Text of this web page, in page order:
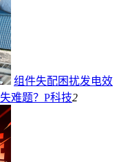
组件失配困扰发电效
难题？ P科技2